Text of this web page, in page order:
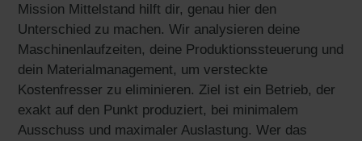
Mission Mittelstand hilft dir, genau hier den
Unterschied zu machen. Wir analysieren deine
Maschinenlaufzeiten, deine Produktionssteuerung und
dein Materialmanagement, um versteckte
Kostenfresser zu eliminieren. Ziel ist ein Betrieb, der
exakt auf den Punkt produziert, bei minimalem
Ausschuss und maximaler Auslastung. Wer das